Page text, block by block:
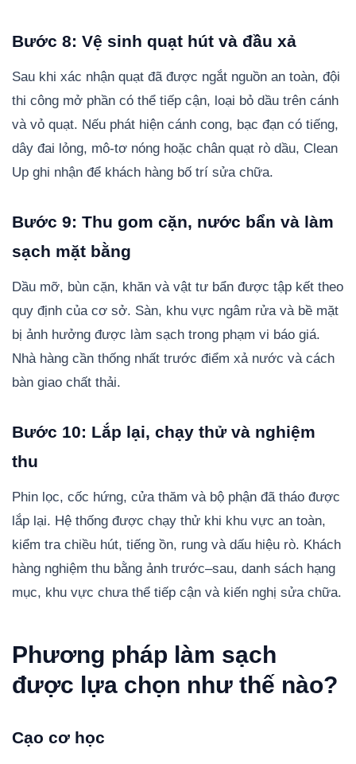
Bước 8: Vệ sinh quạt hút và đầu xả
Sau khi xác nhận quạt đã được ngắt nguồn an toàn, đội
thi công mở phần có thể tiếp cận, loại bỏ dầu trên cánh
và vỏ quạt. Nếu phát hiện cánh cong, bạc đạn có tiếng,
dây đai lỏng, mô-tơ nóng hoặc chân quạt rò dầu, Clean
Up ghi nhận để khách hàng bố trí sửa chữa.
Bước 9: Thu gom cặn, nước bẩn và làm
sạch mặt bằng
Dầu mỡ, bùn cặn, khăn và vật tư bẩn được tập kết theo
quy định của cơ sở. Sàn, khu vực ngâm rửa và bề mặt
bị ảnh hưởng được làm sạch trong phạm vi báo giá.
Nhà hàng cần thống nhất trước điểm xả nước và cách
bàn giao chất thải.
Bước 10: Lắp lại, chạy thử và nghiệm
thu
Phin lọc, cốc hứng, cửa thăm và bộ phận đã tháo được
lắp lại. Hệ thống được chạy thử khi khu vực an toàn,
kiểm tra chiều hút, tiếng ồn, rung và dấu hiệu rò. Khách
hàng nghiệm thu bằng ảnh trước–sau, danh sách hạng
mục, khu vực chưa thể tiếp cận và kiến nghị sửa chữa.
Phương pháp làm sạch
được lựa chọn như thế nào?
Cạo cơ học